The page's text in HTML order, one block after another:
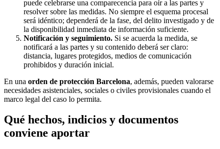
puede celebrarse una comparecencia para oír a las partes y
resolver sobre las medidas. No siempre el esquema procesal
será idéntico; dependerá de la fase, del delito investigado y de
la disponibilidad inmediata de información suficiente.
Notificación y seguimiento. Si se acuerda la medida, se
notificará a las partes y su contenido deberá ser claro:
distancia, lugares protegidos, medios de comunicación
prohibidos y duración inicial.
En una orden de protección Barcelona, además, pueden valorarse
necesidades asistenciales, sociales o civiles provisionales cuando el
marco legal del caso lo permita.
Qué hechos, indicios y documentos
conviene aportar